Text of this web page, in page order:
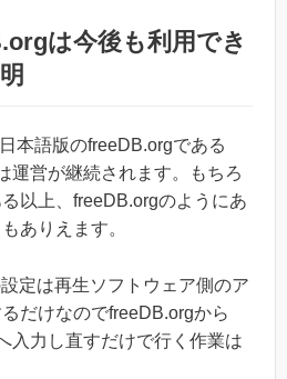
は今後も利用でき
本語版のfreeDB.orgである
運営が継続されます。もちろ
以上、freeDB.orgのようにあ
ありえます。
定は再生ソフトウェア側のア
だけなのでfreeDB.orgから
入力し直すだけで行く作業は